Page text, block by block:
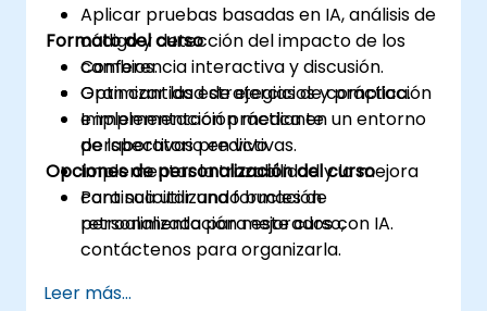
Aplicar pruebas basadas en IA, análisis de
código y detección del impacto de los
cambios.
Optimizar las estrategias de compilación
e implementación mediante
perspectivas predictivas.
Implementar la trazabilidad y la mejora
continua utilizando bucles de
retroalimentación mejorados con IA.
Formato del curso
Conferencia interactiva y discusión.
Gran cantidad de ejercicios y práctica.
Implementación práctica en un entorno
de laboratorio en vivo.
Opciones de personalización del curso
Para solicitar una formación
personalizada para este curso,
contáctenos para organizarla.
Leer más...